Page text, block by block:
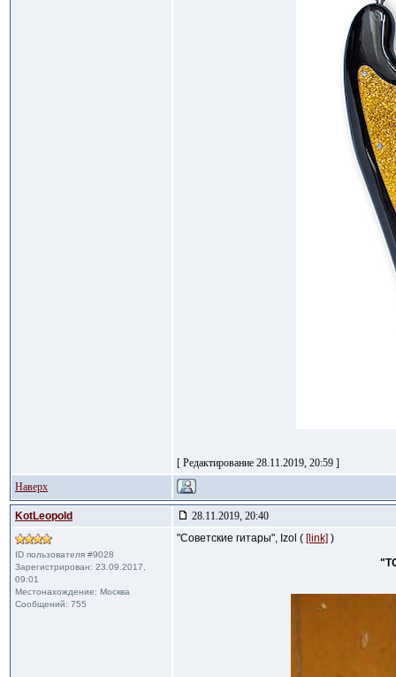
[ Редактирование 28.11.2019, 20:59 ]
Наверх
KotLeopold 28.11.2019, 20:40
ID пользователя #9028
Зарегистрирован: 23.09.2017,
09:01
Местонахождение: Москва
Сообщений: 755
"Советские гитары", Izol ( [link] )